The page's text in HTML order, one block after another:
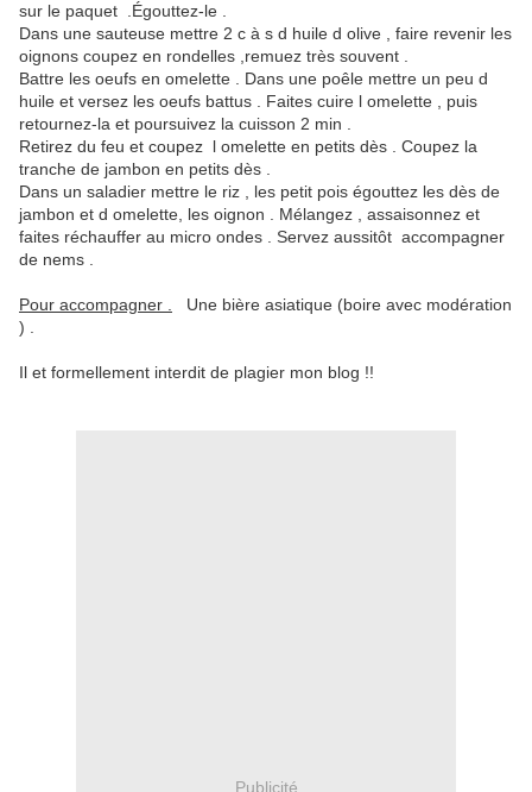
sur le paquet .Égouttez-le .
Dans une sauteuse mettre 2 c à s d huile d olive , faire revenir les
oignons coupez en rondelles ,remuez très souvent .
Battre les oeufs en omelette . Dans une poêle mettre un peu d
huile et versez les oeufs battus . Faites cuire l omelette , puis
retournez-la et poursuivez la cuisson 2 min .
Retirez du feu et coupez l omelette en petits dès . Coupez la
tranche de jambon en petits dès .
Dans un saladier mettre le riz , les petit pois égouttez les dès de
jambon et d omelette, les oignon . Mélangez , assaisonnez et
faites réchauffer au micro ondes . Servez aussitôt accompagner
de nems .
Pour accompagner .
Une bière asiatique (boire avec modération
) .
Il et formellement interdit de plagier mon blog !!
Publicité